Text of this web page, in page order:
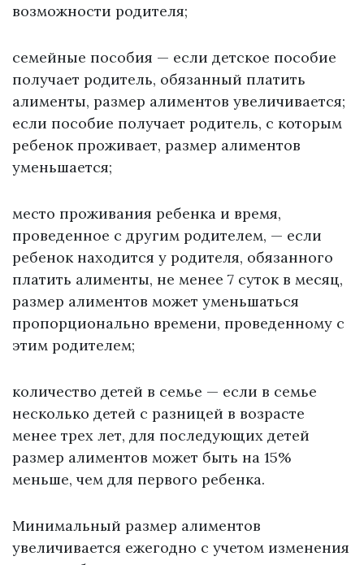
возможности родителя;
семейные пособия — если детское пособие
получает родитель, обязанный платить
алименты, размер алиментов увеличивается;
если пособие получает родитель, с которым
ребенок проживает, размер алиментов
уменьшается;
место проживания ребенка и время,
проведенное с другим родителем, — если
ребенок находится у родителя, обязанного
платить алименты, не менее 7 суток в месяц,
размер алиментов может уменьшаться
пропорционально времени, проведенному с
этим родителем;
количество детей в семье — если в семье
несколько детей с разницей в возрасте
менее трех лет, для последующих детей
размер алиментов может быть на 15%
меньше, чем для первого ребенка.
Минимальный размер алиментов
увеличивается ежегодно с учетом изменения